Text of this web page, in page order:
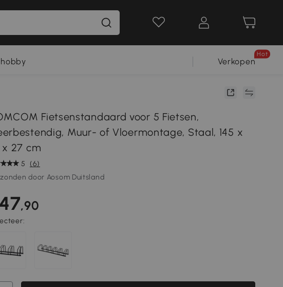
Verkopen
Hot
Fietsenstandaard voor 5 Fietsen,
Muur- of Vloermontage, Staal, 145 x
x 27 cm
5
(6)
door Aosom Duitsland
,90